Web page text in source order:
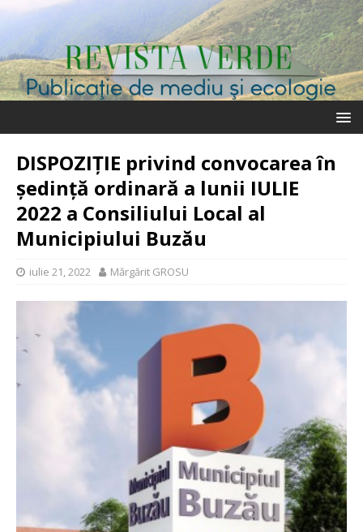
DISPOZIȚIE privind convocarea în
şedinţă ordinară a lunii IULIE
2022 a Consiliului Local al
Municipiului Buzău
iulie 21, 2022 Mărgărit GROSU